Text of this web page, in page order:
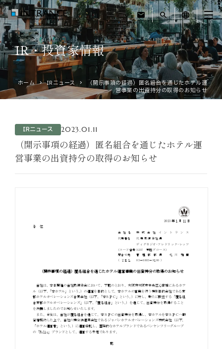
mail search language
トップ
企業情報
運営ホテル
IR・投資家情報
お知らせ
採用情報
お問い合わせ
IR・投資家情報
ホーム IRニュース
（開示事項の経過）匿名組合を通じたホテル運
営事業の出資持分の取得のお知らせ
IRニュース 2023.01.11
（開示事項の経過）匿名組合を通じたホテル運
営事業の出資持分の取得のお知らせ